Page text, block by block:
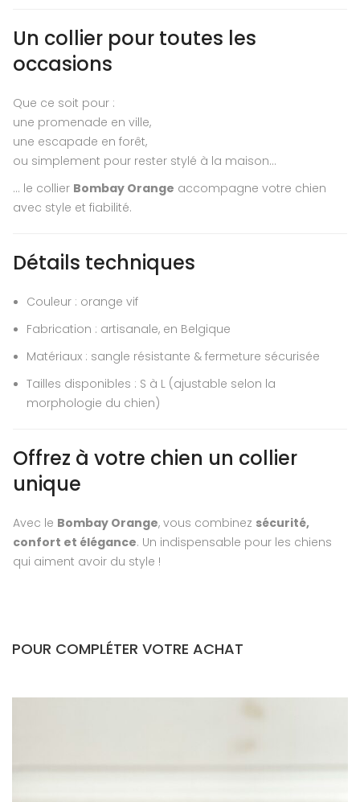
Un collier pour toutes les
occasions
Que ce soit pour :
une promenade en ville,
une escapade en forêt,
ou simplement pour rester stylé à la maison…
… le collier Bombay Orange accompagne votre chien
avec style et fiabilité.
Détails techniques
Couleur : orange vif
Fabrication : artisanale, en Belgique
Matériaux : sangle résistante & fermeture sécurisée
Tailles disponibles : S à L (ajustable selon la
morphologie du chien)
Offrez à votre chien un collier
unique
Avec le Bombay Orange, vous combinez sécurité,
confort et élégance. Un indispensable pour les chiens
qui aiment avoir du style !
POUR COMPLÉTER VOTRE ACHAT